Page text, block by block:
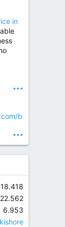
an
Reddy
in
•••
b
•••
6.953